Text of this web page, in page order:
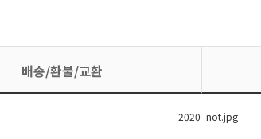
배송/환불/교환